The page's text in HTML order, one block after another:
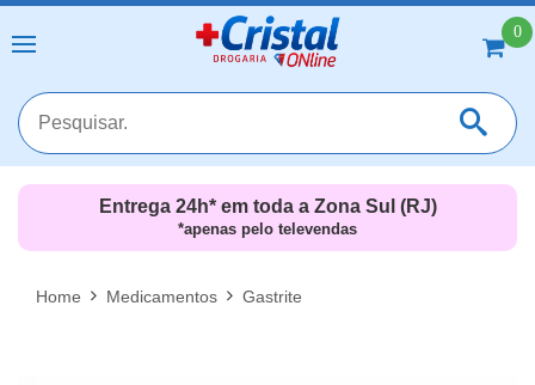
0
MAIS RESULTADOS
Entrega 24h* em toda a Zona Sul (RJ)
*apenas pelo televendas
Home Medicamentos Gastrite